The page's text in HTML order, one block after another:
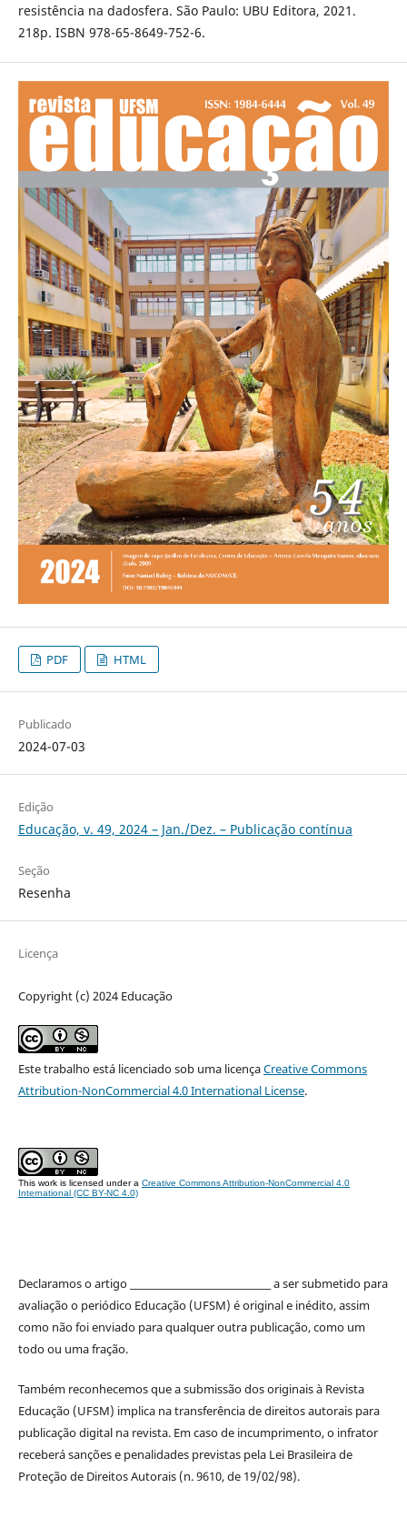
resistência na dadosfera. São Paulo: UBU Editora, 2021.
218p. ISBN 978-65-8649-752-6.
PDF HTML
Publicado
2024-07-03
Edição
Educação, v. 49, 2024 – Jan./Dez. – Publicação contínua
Seção
Resenha
Licença
Copyright (c) 2024 Educação
Este trabalho está licenciado sob uma licençaCreative Commons
Attribution-NonCommercial 4.0 International License.
This work is licensed under a Creative Commons Attribution-NonCommercial 4.0
International (CC BY-NC 4.0)
Declaramos o artigo _______________________________ a ser submetido para
avaliação o periódico Educação (UFSM) é original e inédito, assim
como não foi enviado para qualquer outra publicação, como um
todo ou uma fração.
Também reconhecemos que a submissão dos originais à Revista
Educação (UFSM) implica na transferência de direitos autorais para
publicação digital na revista. Em caso de incumprimento, o infrator
receberá sanções e penalidades previstas pela Lei Brasileira de
Proteção de Direitos Autorais (n. 9610, de 19/02/98).